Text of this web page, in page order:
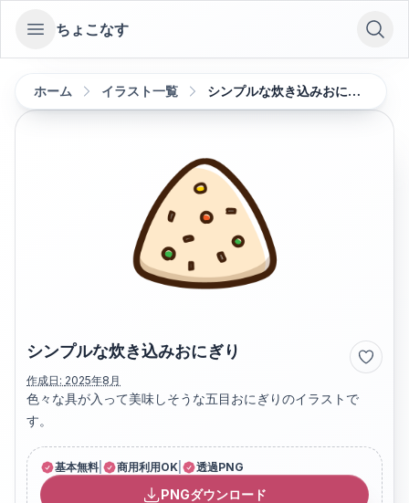
Open sidebar
ちょこなす
ホーム イラスト一覧 シンプルな炊き込みおにぎり
シンプルな炊き込みおにぎり
作成日: 2025年8月
色々な具が入って美味しそうな五目おにぎりのイラストで
す。
基本無料 商用利用OK 透過PNG
PNGダウンロード